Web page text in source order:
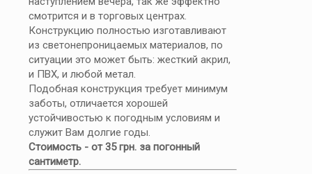
смотрится и в торговых центрах.
Конструкцию полностью изготавливают
из светонепроницаемых материалов, по
ситуации это может быть: жесткий акрил,
и ПВХ, и любой метал.
Подобная конструкция требует минимум
заботы, отличается хорошей
устойчивостью к погодным условиям и
служит Вам долгие годы.
Стоимость - от 35 грн. за погонный
сантиметр.